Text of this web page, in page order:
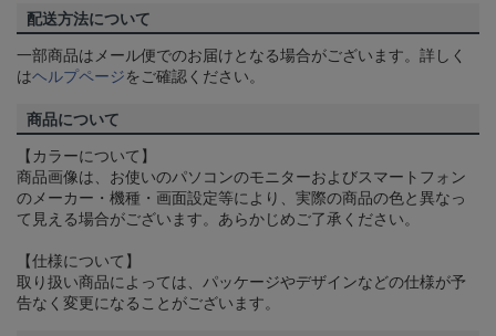
配送方法について
一部商品はメール便でのお届けとなる場合がございます。詳しく
はヘルプページをご確認ください。
商品について
【カラーについて】
商品画像は、お使いのパソコンのモニターおよびスマートフォン
のメーカー・機種・画面設定等により、実際の商品の色と異なっ
て見える場合がございます。あらかじめご了承ください。
【仕様について】
取り扱い商品によっては、パッケージやデザインなどの仕様が予
告なく変更になることがございます。